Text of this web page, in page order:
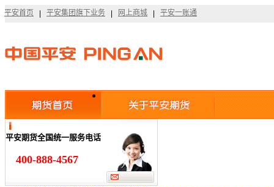
平安首页
平安首页 平安集团旗下业务
平安集团旗下业务 网上商城
网上商城 平安一账通
平安一账通
平安期货全国统一服务电话
400-888-4567